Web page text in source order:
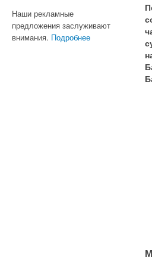
Наши рекламные
предложения заслуживают
внимания. Подробнее